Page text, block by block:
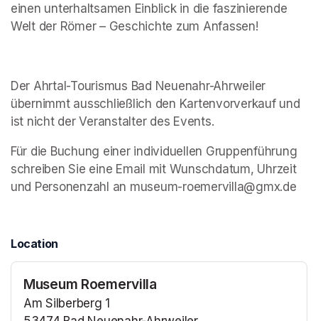
einen unterhaltsamen Einblick in die faszinierende
Welt der Römer – Geschichte zum Anfassen!
Der Ahrtal-Tourismus Bad Neuenahr-Ahrweiler
übernimmt ausschließlich den Kartenvorverkauf und
ist nicht der Veranstalter des Events.
Für die Buchung einer individuellen Gruppenführung
schreiben Sie eine Email mit Wunschdatum, Uhrzeit
und Personenzahl an museum-roemervilla@gmx.de
Location
Museum Roemervilla
Am Silberberg 1